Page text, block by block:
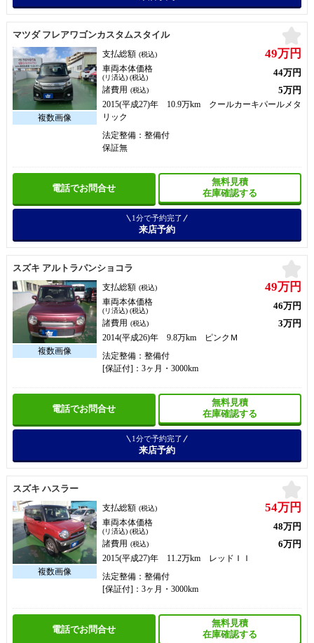
マツダ フレアワゴンカスタムスタイル
支払総額 (税込) 49万円
車両本体価格
(リ済込) (税込) 44万円
諸費用 (税込) 5万円
2015(平成27)年 10.9万km クールカーキパールメタ
リック
法定整備：整備付
保証無
電話でお問合せ
無料見積
在庫確認する
1分で予約完了
来店予約
スズキ アルトラパンショコラ
支払総額 (税込) 49万円
車両本体価格
(リ済込) (税込) 46万円
諸費用 (税込) 3万円
2014(平成26)年 9.8万km ピンクＭ
法定整備：整備付
[保証付]：3ヶ月・3000km
電話でお問合せ
無料見積
在庫確認する
1分で予約完了
来店予約
スズキ ハスラー
支払総額 (税込) 54万円
車両本体価格
(リ済込) (税込) 48万円
諸費用 (税込) 6万円
2015(平成27)年 11.2万km レッドＩＩ
法定整備：整備付
[保証付]：3ヶ月・3000km
電話でお問合せ
無料見積
在庫確認する